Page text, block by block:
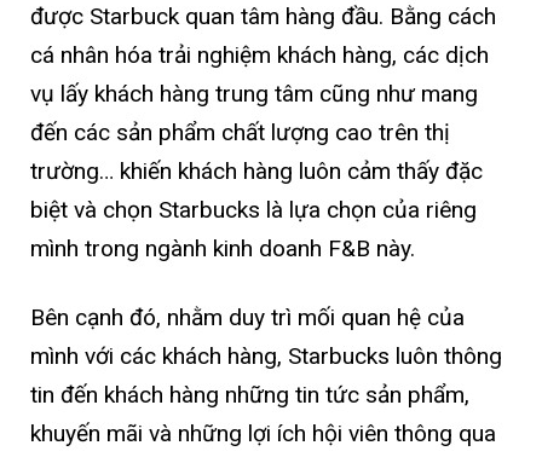
được Starbuck quan tâm hàng đầu. Bằng cách
cá nhân hóa trải nghiệm khách hàng, các dịch
vụ lấy khách hàng trung tâm cũng như mang
đến các sản phẩm chất lượng cao trên thị
trường… khiến khách hàng luôn cảm thấy đặc
biệt và chọn Starbucks là lựa chọn của riêng
mình trong ngành kinh doanh F&B này.
Bên cạnh đó, nhằm duy trì mối quan hệ của
mình với các khách hàng, Starbucks luôn thông
tin đến khách hàng những tin tức sản phẩm,
khuyến mãi và những lợi ích hội viên thông qua